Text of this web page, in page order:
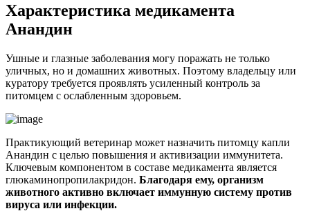
Характеристика медикамента
Анандин
Ушные и глазные заболевания могу поражать не только
уличных, но и домашних животных. Поэтому владельцу или
куратору требуется проявлять усиленный контроль за
питомцем с ослабленным здоровьем.
Практикующий ветеринар может назначить питомцу капли
Анандин с целью повышения и активизации иммунитета.
Ключевым компонентом в составе медикамента является
глюкаминопропилакридон. Благодаря ему, организм
животного активно включает иммунную систему против
вируса или инфекции.